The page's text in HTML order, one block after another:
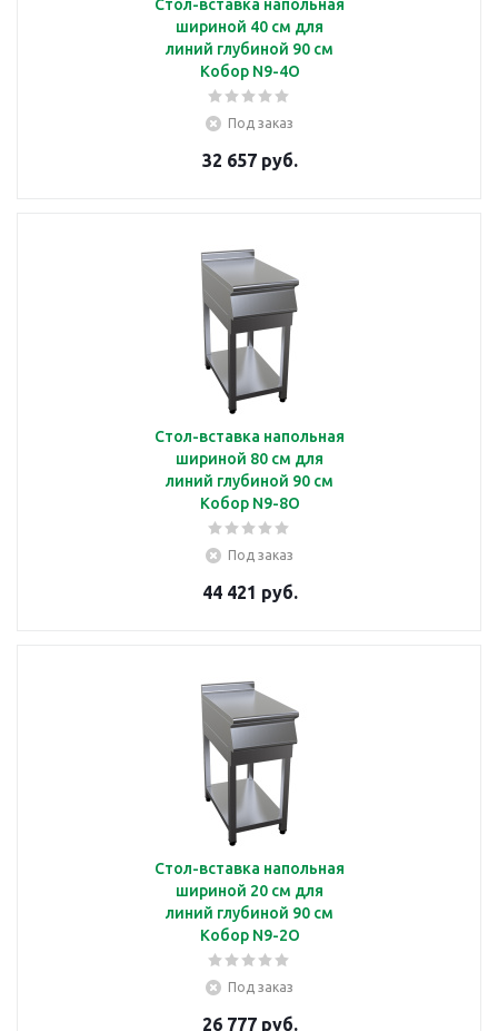
Стол-вставка напольная
шириной 40 см для
линий глубиной 90 см
Кобор N9-4O
Под заказ
32 657 руб.
Стол-вставка напольная
шириной 80 см для
линий глубиной 90 см
Кобор N9-8O
Под заказ
44 421 руб.
Стол-вставка напольная
шириной 20 см для
линий глубиной 90 см
Кобор N9-2O
Под заказ
26 777 руб.